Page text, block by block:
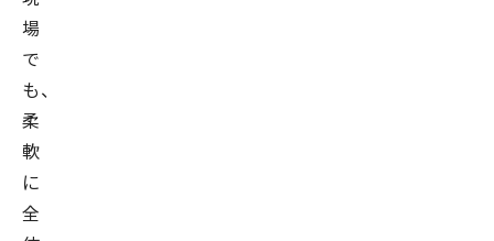
場
で
も、
柔
軟
に
全